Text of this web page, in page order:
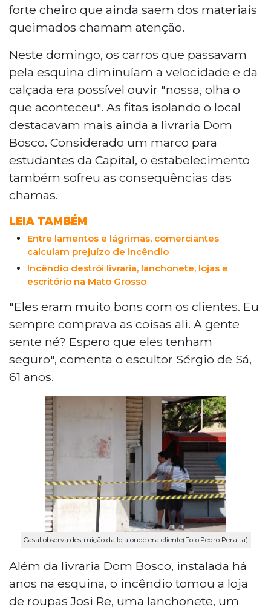
forte cheiro que ainda saem dos materiais
queimados chamam atenção.
Neste domingo, os carros que passavam
pela esquina diminuíam a velocidade e da
calçada era possível ouvir "nossa, olha o
que aconteceu". As fitas isolando o local
destacavam mais ainda a livraria Dom
Bosco. Considerado um marco para
estudantes da Capital, o estabelecimento
também sofreu as consequências das
chamas.
LEIA TAMBÉM
Entre lamentos e lágrimas, comerciantes
calculam prejuízo de incêndio
Incêndio destrói livraria, lanchonete, lojas e
escritório na Mato Grosso
"Eles eram muito bons com os clientes. Eu
sempre comprava as coisas ali. A gente
sente né? Espero que eles tenham
seguro", comenta o escultor Sérgio de Sá,
61 anos.
Casal observa destruição da loja onde era cliente(Foto:Pedro Peralta)
Além da livraria Dom Bosco, instalada há
anos na esquina, o incêndio tomou a loja
de roupas Josi Re, uma lanchonete, um